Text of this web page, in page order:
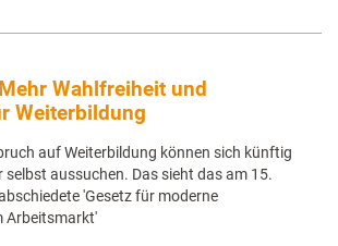
Wahlfreiheit und
Weiterbildung
auf Weiterbildung können sich künftig
aussuchen. Das sieht das am 15.
'Gesetz für moderne
Arbeitsmarkt'